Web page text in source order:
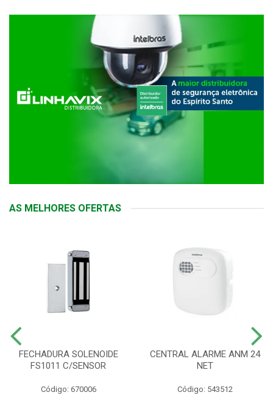
AS MELHORES OFERTAS
FECHADURA SOLENOIDE
FS1011 C/SENSOR
Código: 670006
CENTRAL ALARME ANM 24
NET
Código: 543512